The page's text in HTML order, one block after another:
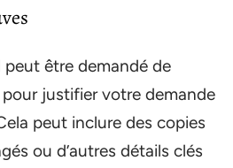
peut être demandé de
justifier votre demande
peut inclure des copies
ou d’autres détails clés